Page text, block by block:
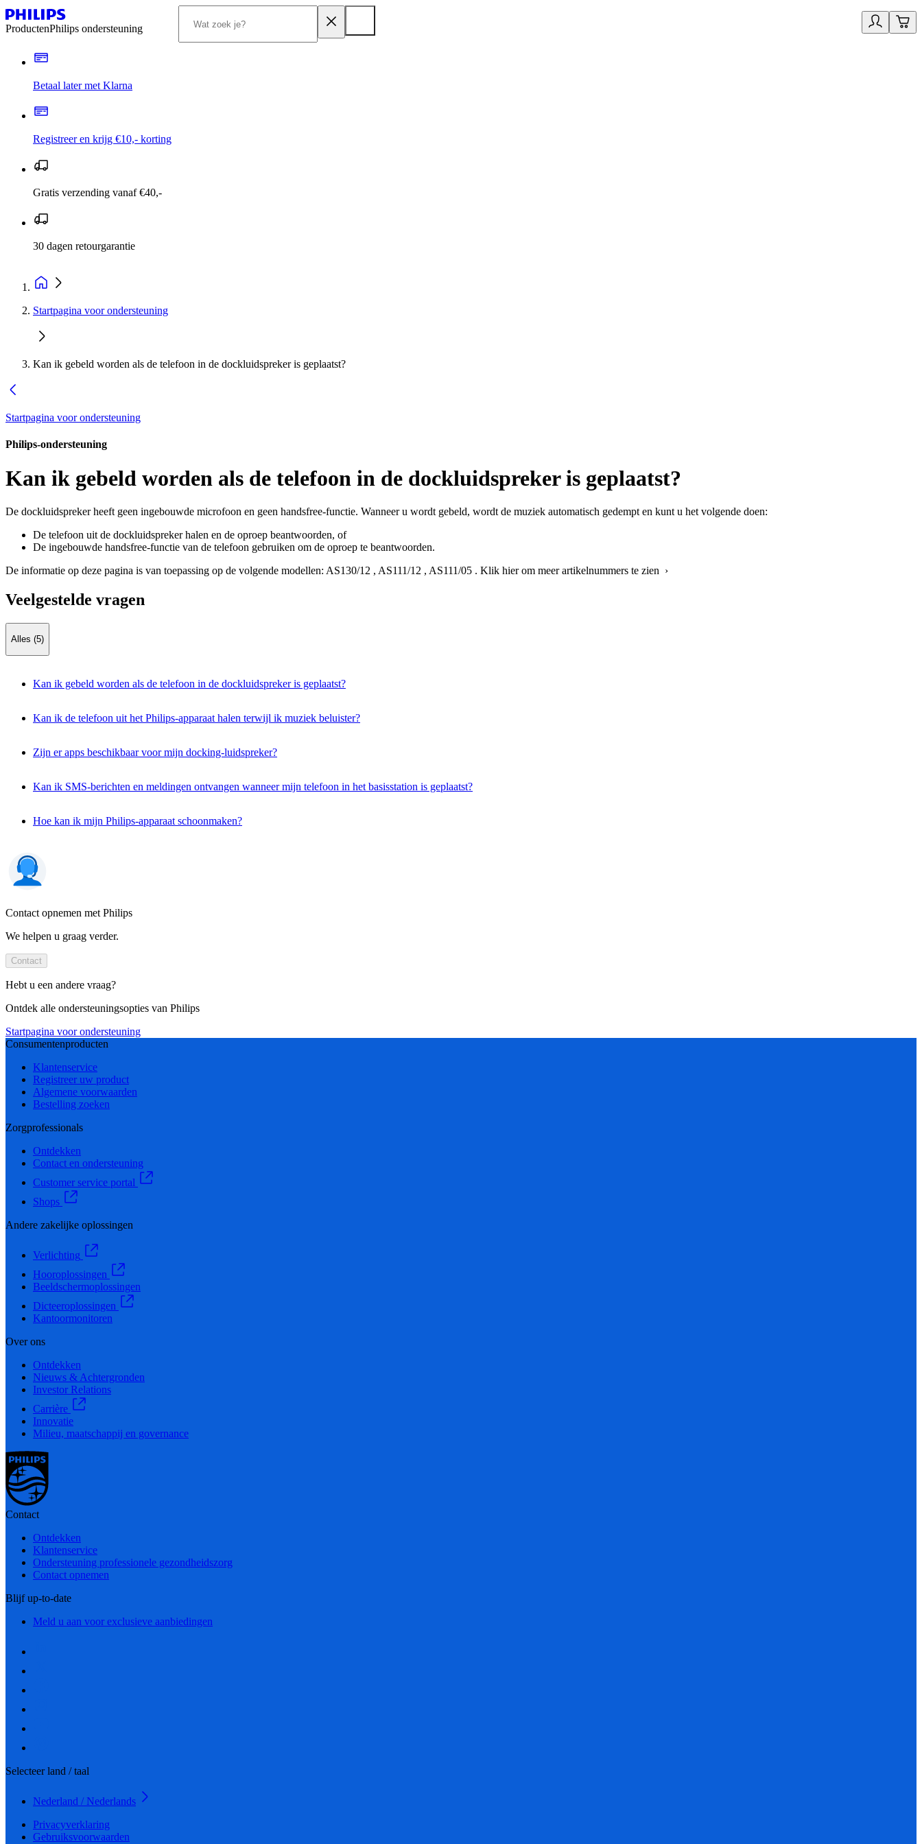
ProductenPhilips ondersteuning
Betaal later met Klarna
Registreer en krijg €10,- korting
Gratis verzending vanaf €40,-
30 dagen retourgarantie
Startpagina voor ondersteuning
Kan ik gebeld worden als de telefoon in de dockluidspreker is geplaatst?
Startpagina voor ondersteuning
Philips-ondersteuning
Kan ik gebeld worden als de telefoon in de dockluidspreker is geplaatst?
De dockluidspreker heeft geen ingebouwde microfoon en geen handsfree-functie. Wanneer u wordt gebeld, wordt de muziek automatisch gedempt en kunt u het volgende doen:
De telefoon uit de dockluidspreker halen en de oproep beantwoorden, of
De ingebouwde handsfree-functie van de telefoon gebruiken om de oproep te beantwoorden.
De informatie op deze pagina is van toepassing op de volgende modellen: AS130/12 , AS111/12 , AS111/05 . Klik hier om meer artikelnummers te zien ›
Veelgestelde vragen
Alles (5)
Kan ik gebeld worden als de telefoon in de dockluidspreker is geplaatst?
Kan ik de telefoon uit het Philips-apparaat halen terwijl ik muziek beluister?
Zijn er apps beschikbaar voor mijn docking-luidspreker?
Kan ik SMS-berichten en meldingen ontvangen wanneer mijn telefoon in het basisstation is geplaatst?
Hoe kan ik mijn Philips-apparaat schoonmaken?
Contact opnemen met Philips
We helpen u graag verder.
Contact
Hebt u een andere vraag?
Ontdek alle ondersteuningsopties van Philips
Startpagina voor ondersteuning
Consumentenproducten
Klantenservice
Registreer uw product
Algemene voorwaarden
Bestelling zoeken
Zorgprofessionals
Ontdekken
Contact en ondersteuning
Customer service portal
Shops
Andere zakelijke oplossingen
Verlichting
Hooroplossingen
Beeldschermoplossingen
Dicteeroplossingen
Kantoormonitoren
Over ons
Ontdekken
Nieuws & Achtergronden
Investor Relations
Carrière
Innovatie
Milieu, maatschappij en governance
Contact
Ontdekken
Klantenservice
Ondersteuning professionele gezondheidszorg
Contact opnemen
Blijf up-to-date
Meld u aan voor exclusieve aanbiedingen
Selecteer land / taal
Nederland / Nederlands
Privacyverklaring
Gebruiksvoorwaarden